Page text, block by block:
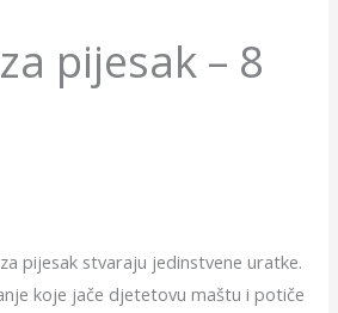
pijesak – 8
pijesak stvaraju jedinstvene uratke.
koje jače djetetovu maštu i potiče